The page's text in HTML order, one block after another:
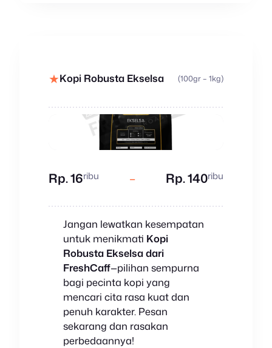
★Kopi Robusta Ekselsa (100gr – 1kg)
Rp. 16ribu – Rp. 140ribu
Jangan lewatkan kesempatan
untuk menikmati Kopi
Robusta Ekselsa dari
FreshCaff—pilihan sempurna
bagi pecinta kopi yang
mencari cita rasa kuat dan
penuh karakter. Pesan
sekarang dan rasakan
perbedaannya!